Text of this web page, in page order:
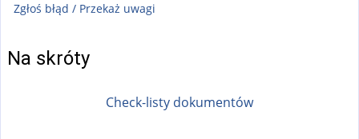
Zgłoś błąd / Przekaż uwagi
Na skróty
Check-listy dokumentów